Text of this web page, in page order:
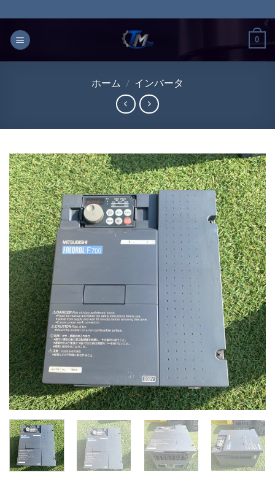
to
content
0
ホーム / インバータ